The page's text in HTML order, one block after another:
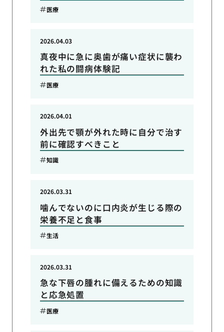
医療
真夜中に急に奥歯が痛い症状に襲わ
れた私の闘病体験記
2026.04.03
医療
外出先で顎が外れた時に自分で治す
前に確認すべきこと
2026.04.01
知識
噛んでないのに口内炎が生じる際の
栄養不足と食事
2026.03.31
生活
急な下唇の腫れに備えるための知識
と応急処置
2026.03.31
医療